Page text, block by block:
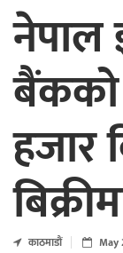
नेपाल
हजार
काठमाडाैं May